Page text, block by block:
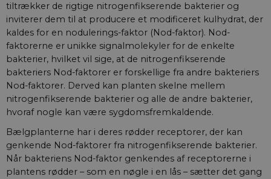
tiltrækker de rigtige nitrogenfikserende bakterier og
inviterer dem til at producere et modificeret kulhydrat, der
kaldes for en nodulerings-faktor (Nod-faktor). Nod-
faktorerne er unikke signalmolekyler for de enkelte
bakterier, hvilket vil sige, at de nitrogenfikserende
bakteriers Nod-faktorer er forskellige fra andre bakteriers
Nod-faktorer. Derved kan planten skelne mellem
nitrogenfikserende bakterier og alle de andre bakterier,
hvoraf nogle kan være sygdomsfremkaldende.
Bælgplanterne har i deres rødder receptorer, der kan
genkende Nod-faktorer fra nitrogenfikserende bakterier.
Når bakteriens Nod-faktor genkendes af receptorerne i
plantens rødder – som en nøgle i en lås – sætter det gang